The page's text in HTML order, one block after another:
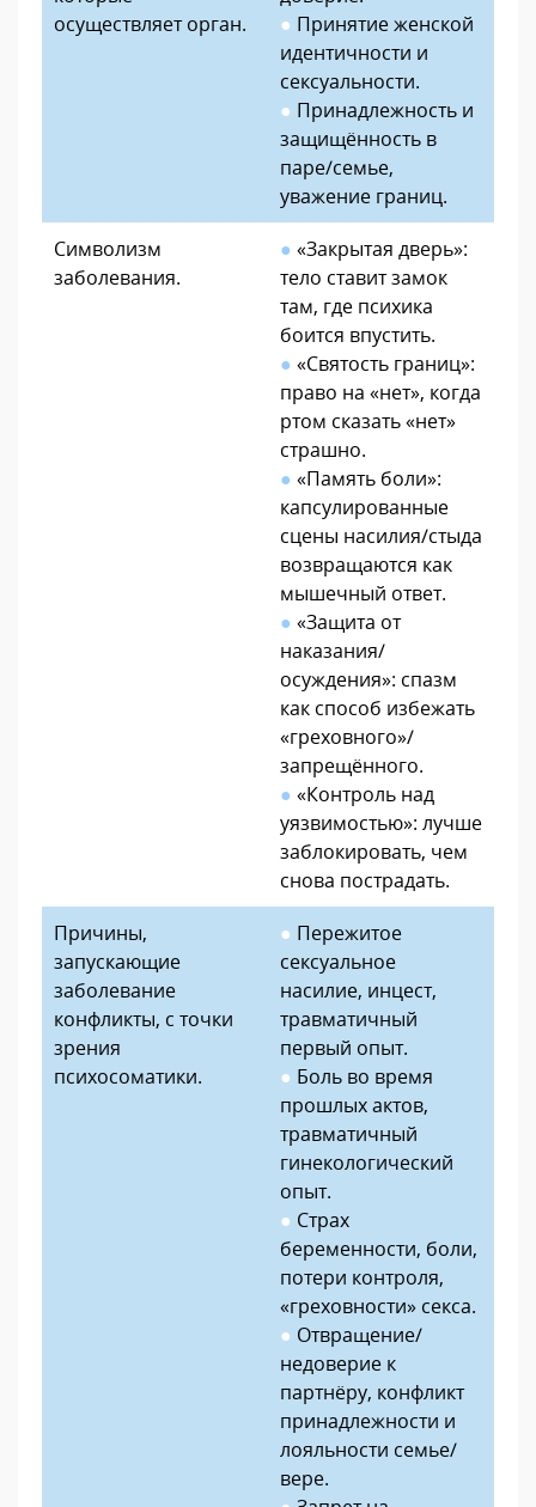
осуществляет орган.
● Принятие женской
идентичности и
сексуальности.
● Принадлежность и
защищённость в
паре/семье,
уважение границ.
Символизм
заболевания.
● «Закрытая дверь»:
тело ставит замок
там, где психика
боится впустить.
● «Святость границ»:
право на «нет», когда
ртом сказать «нет»
страшно.
● «Память боли»:
капсулированные
сцены насилия/стыда
возвращаются как
мышечный ответ.
● «Защита от
наказания/
осуждения»: спазм
как способ избежать
«греховного»/
запрещённого.
● «Контроль над
уязвимостью»: лучше
заблокировать, чем
снова пострадать.
Причины,
запускающие
заболевание
конфликты, с точки
зрения
психосоматики.
● Пережитое
сексуальное
насилие, инцест,
травматичный
первый опыт.
● Боль во время
прошлых актов,
травматичный
гинекологический
опыт.
● Страх
беременности, боли,
потери контроля,
«греховности» секса.
● Отвращение/
недоверие к
партнёру, конфликт
принадлежности и
лояльности семье/
вере.